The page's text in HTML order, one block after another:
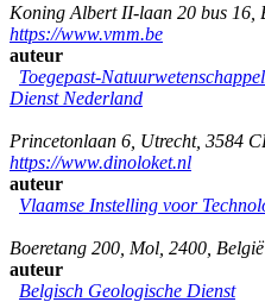
Koning Albert II-laan 20 bus 16
https://www.vmm.be
auteur
Toegepast-
Dienst Nederland
Princetonlaan 6 Utrecht, 3584
https://www.dinoloket.nl
auteur
Vlaamse Instelling voor
Boeretang 200 Mol 2400 België
auteur
Belgisch Geologische Dienst